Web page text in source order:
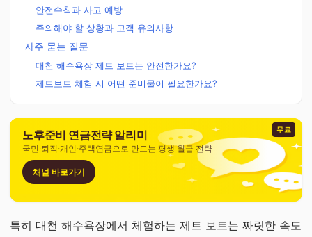
안전수칙과 사고 예방
주의해야 할 상황과 고객 유의사항
자주 묻는 질문
대천 해수욕장 제트 보트는 안전한가요?
제트보트 체험 시 어떤 준비물이 필요한가요?
무료
노후준비 연금전략 알리미
국민·퇴직·개인·주택연금으로 만드는 평생 월급 전략
채널 바로가기
특히 대천 해수욕장에서 체험하는 제트 보트는 짜릿한 속도